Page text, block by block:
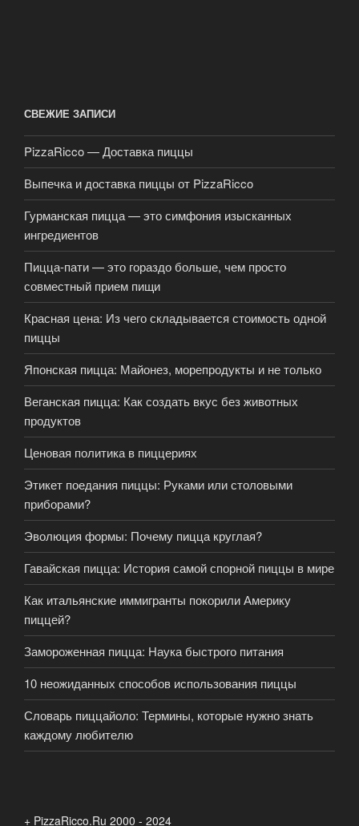
СВЕЖИЕ ЗАПИСИ
PizzaRicco — Доставка пиццы
Выпечка и доставка пиццы от PizzaRicco
Гурманская пицца — это симфония изысканных
ингредиентов
Пицца-пати — это гораздо больше, чем просто
совместный прием пищи
Красная цена: Из чего складывается стоимость одной
пиццы
Японская пицца: Майонез, морепродукты и не только
Веганская пицца: Как создать вкус без животных
продуктов
Ценовая политика в пиццериях
Этикет поедания пиццы: Руками или столовыми
приборами?
Эволюция формы: Почему пицца круглая?
Гавайская пицца: История самой спорной пиццы в мире
Как итальянские иммигранты покорили Америку
пиццей?
Замороженная пицца: Наука быстрого питания
10 неожиданных способов использования пиццы
Словарь пиццайоло: Термины, которые нужно знать
каждому любителю
+ PizzaRicco.Ru 2000 - 2024